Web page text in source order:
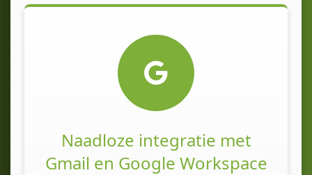
Naadloze integratie met
Gmail en Google Workspace